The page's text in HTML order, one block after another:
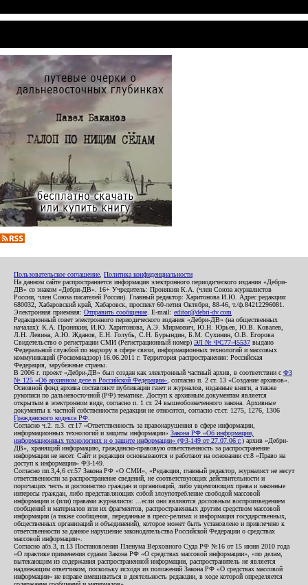
Пользовательское соглашение Политика конфиденциальности
На данном сайте распространяется информация электронного периодического издания «Дебри-
ДВ» со знаком «Дебри-ДВ». 16+ Учредитель: Пронякин К.А. (член Союза журналистов
России, член Союза писателей России). Главный редактор: Харитонова И.Ю. Адрес редакции:
680032, Хабаровский край, Хабаровск, проспект 60-летия Октября, 88-46, т./ф.84212296081.
Электронная приемная: Отправить сообщение . E-mail: editor@debri-dv.com
Редакционный совет электронного периодического издания «Дебри-ДВ» (на общественных
началах): К.А. Пронякин, И.Ю. Харитонова, А.Э. Мирмович, Ю.Н. Юрьев, Ю.В. Ковалев,
Л.Н. Левина, А.Ю. Жданов, Е.Н. Голубь, С.Н. Бурындин, Б.М. Сухинин, О.В. Егорова
Свидетельство о регистрации СМИ (Регистрационный номер) ЭЛ № ФС77-45537 выдано
Федеральной службой по надзору в сфере связи, информационных технологий и массовых
коммуникаций (Роскомнадзор) 16.06.2011 г. Территория распространения: Российская
Федерация, зарубежные страны.
В 2006 г. проект «Дебри-ДВ» был создан как электронный частный архив, в соответствии с ФЗ
№ 125 «Об архивном деле в Российской Федерации» , согласно п. 2 ст. 13 «Создание архивов».
Основной фонд архива составляют публикации газет и журналов, изданные книги, а также
рукописи по дальневосточной (РФ) тематике. Доступ к архивным документам является
открытым в электронном виде, согласно п. 1 ст. 24 вышеобозначенного закона. Архивные
документы к частной собственности редакции не относятся, согласно ст.ст. 1275, 1276, 1306
Гражданского кодекса РФ
Согласно ч.2. п.3. ст.17 «Ответственность за правонарушения в сфере информации,
информационных технологий и защиты информации» Закона РФ «Об информации,
информационных технологиях и о защите информации» (ФЗ-149 от 27.07.06 г.) архив «Дебри-
ДВ», хранящий информацию, гражданско-правовую ответственность за распространение
информации не несет. Сайт и редакция основываются и работают на основании ст.8 «Право на
доступ к информации» ФЗ-149.
Согласно пп.3,4,6 ст.57 Закона РФ «О СМИ», «Редакция, главный редактор, журналист не несут
ответственности за распространение сведений, не соответствующих действительности и
порочащих честь и достоинство граждан и организаций, либо ущемляющих права и законные
интересы граждан, либо представляющих собой злоупотребление свободой массовой
информации и (или) правами журналиста: ...если они являются дословным воспроизведением
сообщений и материалов или их фрагментов, распространенных другим средством массовой
информации (а также сообщения, переданные в пресс-релизах и информация государственных,
общественных организаций и объединений), которое может быть установлено и привлечено к
ответственности за данное нарушение законодательства Российской Федерации о средствах
массовой информации».
Согласно абз.3, п.13 Постановления Пленума Верховного Суда РФ №16 от 15 июня 2010 года
«О практике применения судами Закона РФ «О средствах массовой информации», «по делам,
вытекающим из содержания распространенной информации, распространитель не является
надлежащим ответчиком, поскольку исходя из положений Закона РФ «О средствах массовой
информации» не вправе вмешиваться в деятельность редакции, в ходе которой определяется